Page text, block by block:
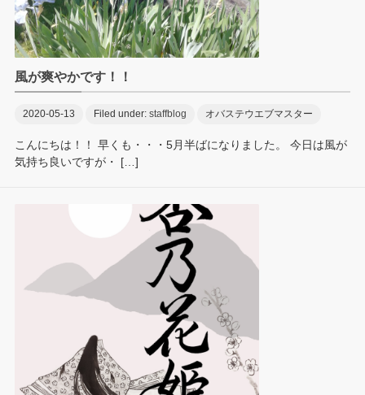
風が爽やかです！！
2020-05-13 Filed under: staffblog オバステウエブマスター
こんにちは！！ 早くも・・・5月半ばになりました。 今日は風が
気持ち良いですが・ […]